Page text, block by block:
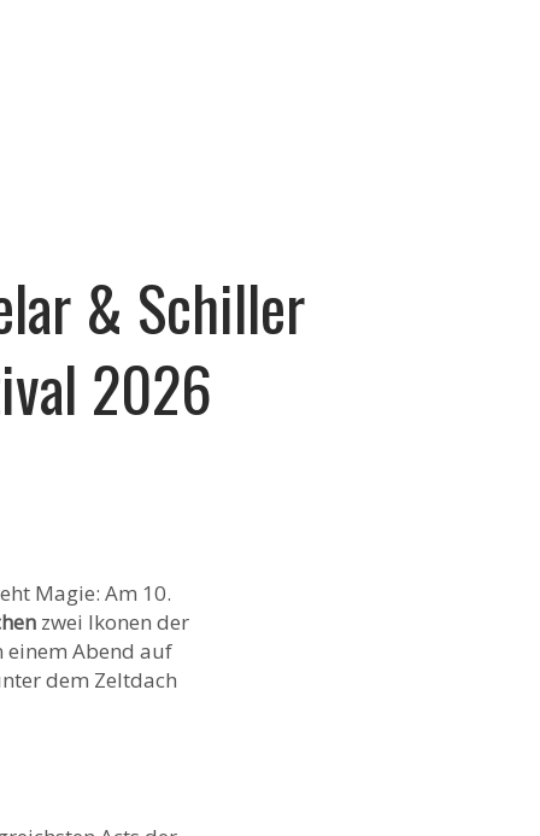
& Schiller
2026
Magie: Am 10.
zwei Ikonen der
einem Abend auf
dem Zeltdach